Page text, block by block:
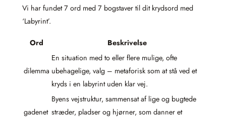
Vi har fundet 7 ord med 7 bogstaver til dit krydsord med
‘Labyrint’.
Ord Beskrivelse
dilemma
En situation med to eller flere mulige, ofte
ubehagelige, valg – metaforisk som at stå ved et
kryds i en labyrint uden klar vej.
gadenet
Byens vejstruktur, sammensat af lige og bugtede
stræder, pladser og hjørner, som danner et